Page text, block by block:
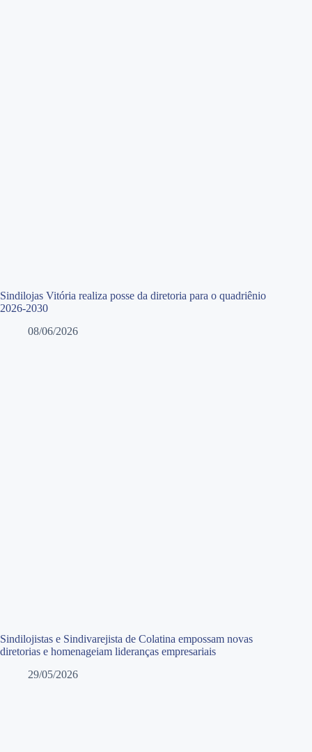
Sindilojas Vitória realiza posse da diretoria para o quadriênio
2026-2030
08/06/2026
Sindilojistas e Sindivarejista de Colatina empossam novas
diretorias e homenageiam lideranças empresariais
29/05/2026